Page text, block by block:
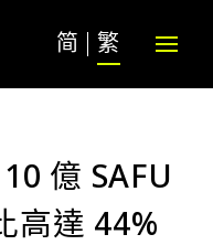
简 繁
億 SAFU
高達 44%